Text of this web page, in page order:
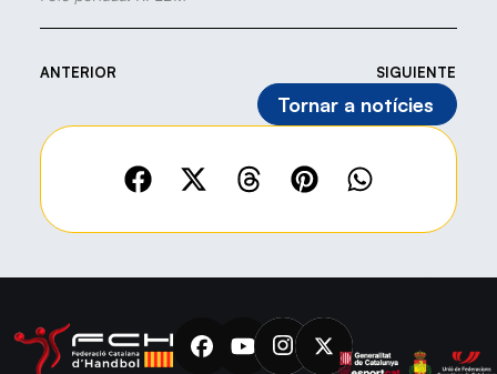
ANTERIOR SIGUIENTE
Tornar a notícies